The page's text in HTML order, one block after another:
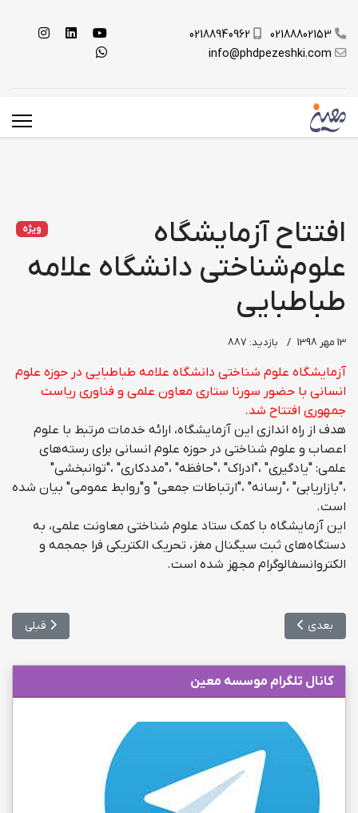
02188802153
02188940962
info@phdpezeshki.com
ویژه
افتتاح آزمایشگاه
علوم‌شناختی دانشگاه علامه
طباطبایی
13 مهر 1398 بازدید: 887
آزمایشگاه علوم شناختی دانشگاه علامه طباطبایی در حوزه علوم
انسانی با حضور سورنا ستاری معاون علمی و فناوری ریاست
جمهوری افتتاح شد.
هدف از راه اندازی این آزمایشگاه، ارائه خدمات مرتبط با علوم
اعصاب و علوم شناختی در حوزه علوم انسانی برای رسته‌های
علمی: "یادگیری" ،"ادراک" ،"حافظه" ،"مددکاری" ،"توانبخشی"
،"بازاریابی" ،"رسانه" ،"ارتباطات جمعی" و"روابط عمومی" بیان شده
است.
این آزمایشگاه با کمک ستاد علوم شناختی معاونت علمی، به
دستگاه‌های ثبت سیگنال مغز، تحریک الکتریکی فرا جمجمه و
الکتروانسفالوگرام مجهز شده است.
مطلب
قبلی مطلب بعدی: شروع ثبت نام آزمون MSRT آبان 98
بعدی
کانال تلگرام موسسه معین